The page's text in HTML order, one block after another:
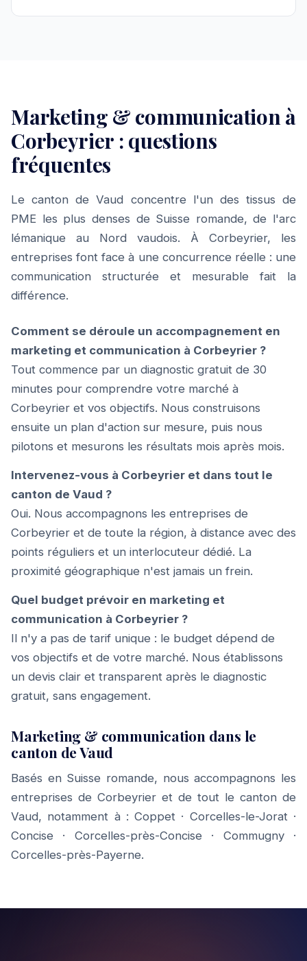
Marketing & communication à
Corbeyrier : questions
fréquentes
Le canton de Vaud concentre l'un des tissus de
PME les plus denses de Suisse romande, de l'arc
lémanique au Nord vaudois. À Corbeyrier, les
entreprises font face à une concurrence réelle : une
communication structurée et mesurable fait la
différence.
Comment se déroule un accompagnement en
marketing et communication à Corbeyrier ?
Tout commence par un diagnostic gratuit de 30
minutes pour comprendre votre marché à
Corbeyrier et vos objectifs. Nous construisons
ensuite un plan d'action sur mesure, puis nous
pilotons et mesurons les résultats mois après mois.
Intervenez-vous à Corbeyrier et dans tout le
canton de Vaud ?
Oui. Nous accompagnons les entreprises de
Corbeyrier et de toute la région, à distance avec des
points réguliers et un interlocuteur dédié. La
proximité géographique n'est jamais un frein.
Quel budget prévoir en marketing et
communication à Corbeyrier ?
Il n'y a pas de tarif unique : le budget dépend de
vos objectifs et de votre marché. Nous établissons
un devis clair et transparent après le diagnostic
gratuit, sans engagement.
Marketing & communication dans le
canton de Vaud
Basés en Suisse romande, nous accompagnons les
entreprises de Corbeyrier et de tout le canton de
Vaud, notamment à :Coppet · Corcelles-le-Jorat·
Concise · Corcelles-près-Concise · Commugny·
Corcelles-près-Payerne.